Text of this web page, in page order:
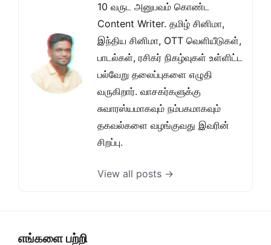
10 வருட அனுபவம் கொண்ட
Content Writer. தமிழ் சினிமா,
இந்திய சினிமா, OTT வெளியீடுகள்,
பாடல்கள், ரசிகர் நிகழ்வுகள் உள்ளிட்ட
பல்வேறு தலைப்புகளை எழுதி
வருகிறார். வாசகர்களுக்கு
சுவாரஸ்யமாகவும் நம்பகமாகவும்
தகவல்களை வழங்குவது இவரின்
சிறப்பு.
View all posts →
எங்களை பற்றி